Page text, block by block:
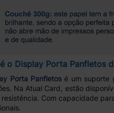
o Display Porta Panfletos
Porta Panfletos é um suporte
Na Atual Card, estão
resistência. Com capacidade